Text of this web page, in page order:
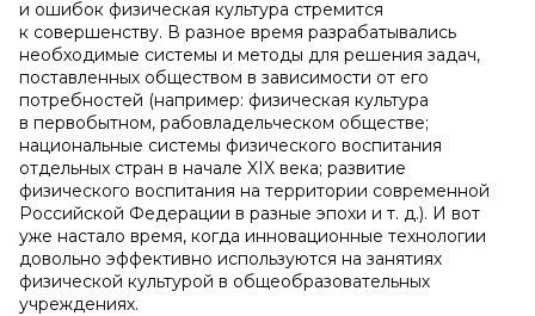
и ошибок физическая культура стремится
к совершенству. В разное время разрабатывались
необходимые системы и методы для решения задач,
поставленных обществом в зависимости от его
потребностей (например: физическая культура
в первобытном, рабовладельческом обществе;
национальные системы физического воспитания
отдельных стран в начале XIX века; развитие
физического воспитания на территории современной
Российской Федерации в разные эпохи и т. д.). И вот
уже настало время, когда инновационные технологии
довольно эффективно используются на занятиях
физической культурой в общеобразовательных
учреждениях.